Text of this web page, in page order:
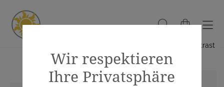
Hoher Kontrast
Wir respektieren
Ihre Privatsphäre